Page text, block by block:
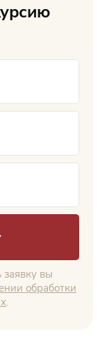
вы
обработки
.